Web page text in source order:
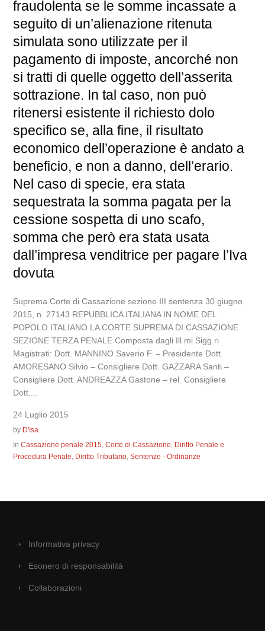
fraudolenta se le somme incassate a
seguito di un’alienazione ritenuta
simulata sono utilizzate per il
pagamento di imposte, ancorché non
si tratti di quelle oggetto dell’asserita
sottrazione. In tal caso, non può
ritenersi esistente il richiesto dolo
specifico se, alla fine, il risultato
economico dell’operazione è andato a
beneficio, e non a danno, dell’erario.
Nel caso di specie, era stata
sequestrata la somma pagata per la
cessione sospetta di uno scafo,
somma che però era stata usata
dall’impresa venditrice per pagare l’Iva
dovuta
Suprema Corte di Cassazione sezione III sentenza 30 giugno
2015, n. 27143 REPUBBLICA ITALIANA IN NOME DEL
POPOLO ITALIANO LA CORTE SUPREMA DI CASSAZIONE
SEZIONE TERZA PENALE Composta dagli Ill.mi Sigg.ri
Magistrati: Dott. MANNINO Saverio F. – Presidente Dott.
AMORESANO Silvio – Consigliere Dott. GAZZARA Santi –
Consigliere Dott. ANDREAZZA Gastone – rel. Consigliere
Dott....
24 Luglio 2015
by D'Isa
InCassazione penale 2015,Corte di Cassazione, Diritto Penale e
Procedura Penale, Diritto Tributario,Sentenze - Ordinanze
Informativa privacy
Esonero di responsabilità
Collaborazioni